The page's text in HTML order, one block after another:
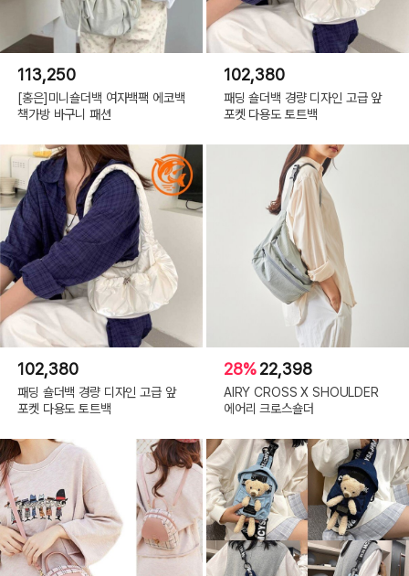
113,250
[홍은]미니숄더백 여자백팩 에코백
책가방 바구니 패션
102,380
패딩 숄더백 경량 디자인 고급 앞
포켓 다용도 토트백
102,380
패딩 숄더백 경량 디자인 고급 앞
포켓 다용도 토트백
28%22,398
AIRY CROSS X SHOULDER
에어리 크로스숄더